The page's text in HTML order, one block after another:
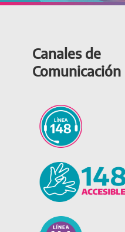
Canales de
Comunicación